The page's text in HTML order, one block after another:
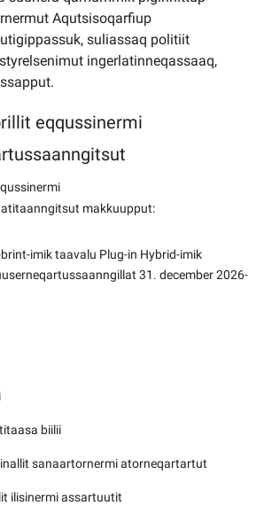
Aqutsisoqarfiup
suliassaq politiit
ingerlatinneqassaaq,
eqqussinermi
makkuupput:
imik taavalu Plug-in Hybrid-imik
31. december 2026-
biilii
sanaartornermi atorneqartartut
ilisinermi assartuutit